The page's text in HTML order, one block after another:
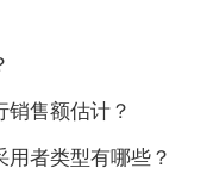
售额估计？
者类型有哪些？